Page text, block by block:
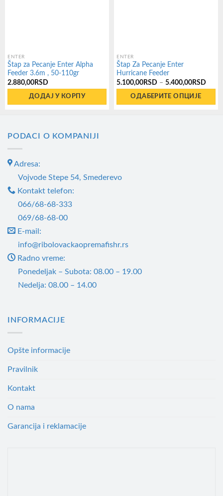
ENTER
Štap za Pecanje Enter Alpha
Feeder 3.6m , 50-110gr
2.880,00 RSD
ДОДАЈ У КОРПУ
ENTER
Štap Za Pecanje Enter
Hurricane Feeder
5.100,00 RSD – 5.400,00 RSD
цена:
ОДАБЕРИТЕ ОПЦИЈЕ
производа.
PODACI O KOMPANIJI
Adresa:
Vojvode Stepe 54, Smederevo
Kontakt telefon:
066/68-68-333
069/68-68-00
E-mail:
info@ribolovackaopremafishr.rs
Radno vreme:
Ponedeljak – Subota: 08.00 – 19.00
Nedelja: 08.00 – 14.00
INFORMACIJE
Opšte informacije
Pravilnik
Kontakt
O nama
Garancija i reklamacije